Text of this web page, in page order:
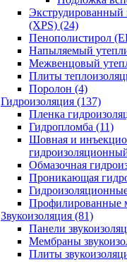
Экструдированный
(XPS) (24)
Пенополистирол
Напыляемый
Межвенцовый
Плиты
Поролон (4)
Гидроизоляция (137)
Пленка
Гидропломба (11)
Шовная и
Обмазочная
Проникающая
Профилированные
Звукоизоляция (81)
Панели
Мембраны
Плиты